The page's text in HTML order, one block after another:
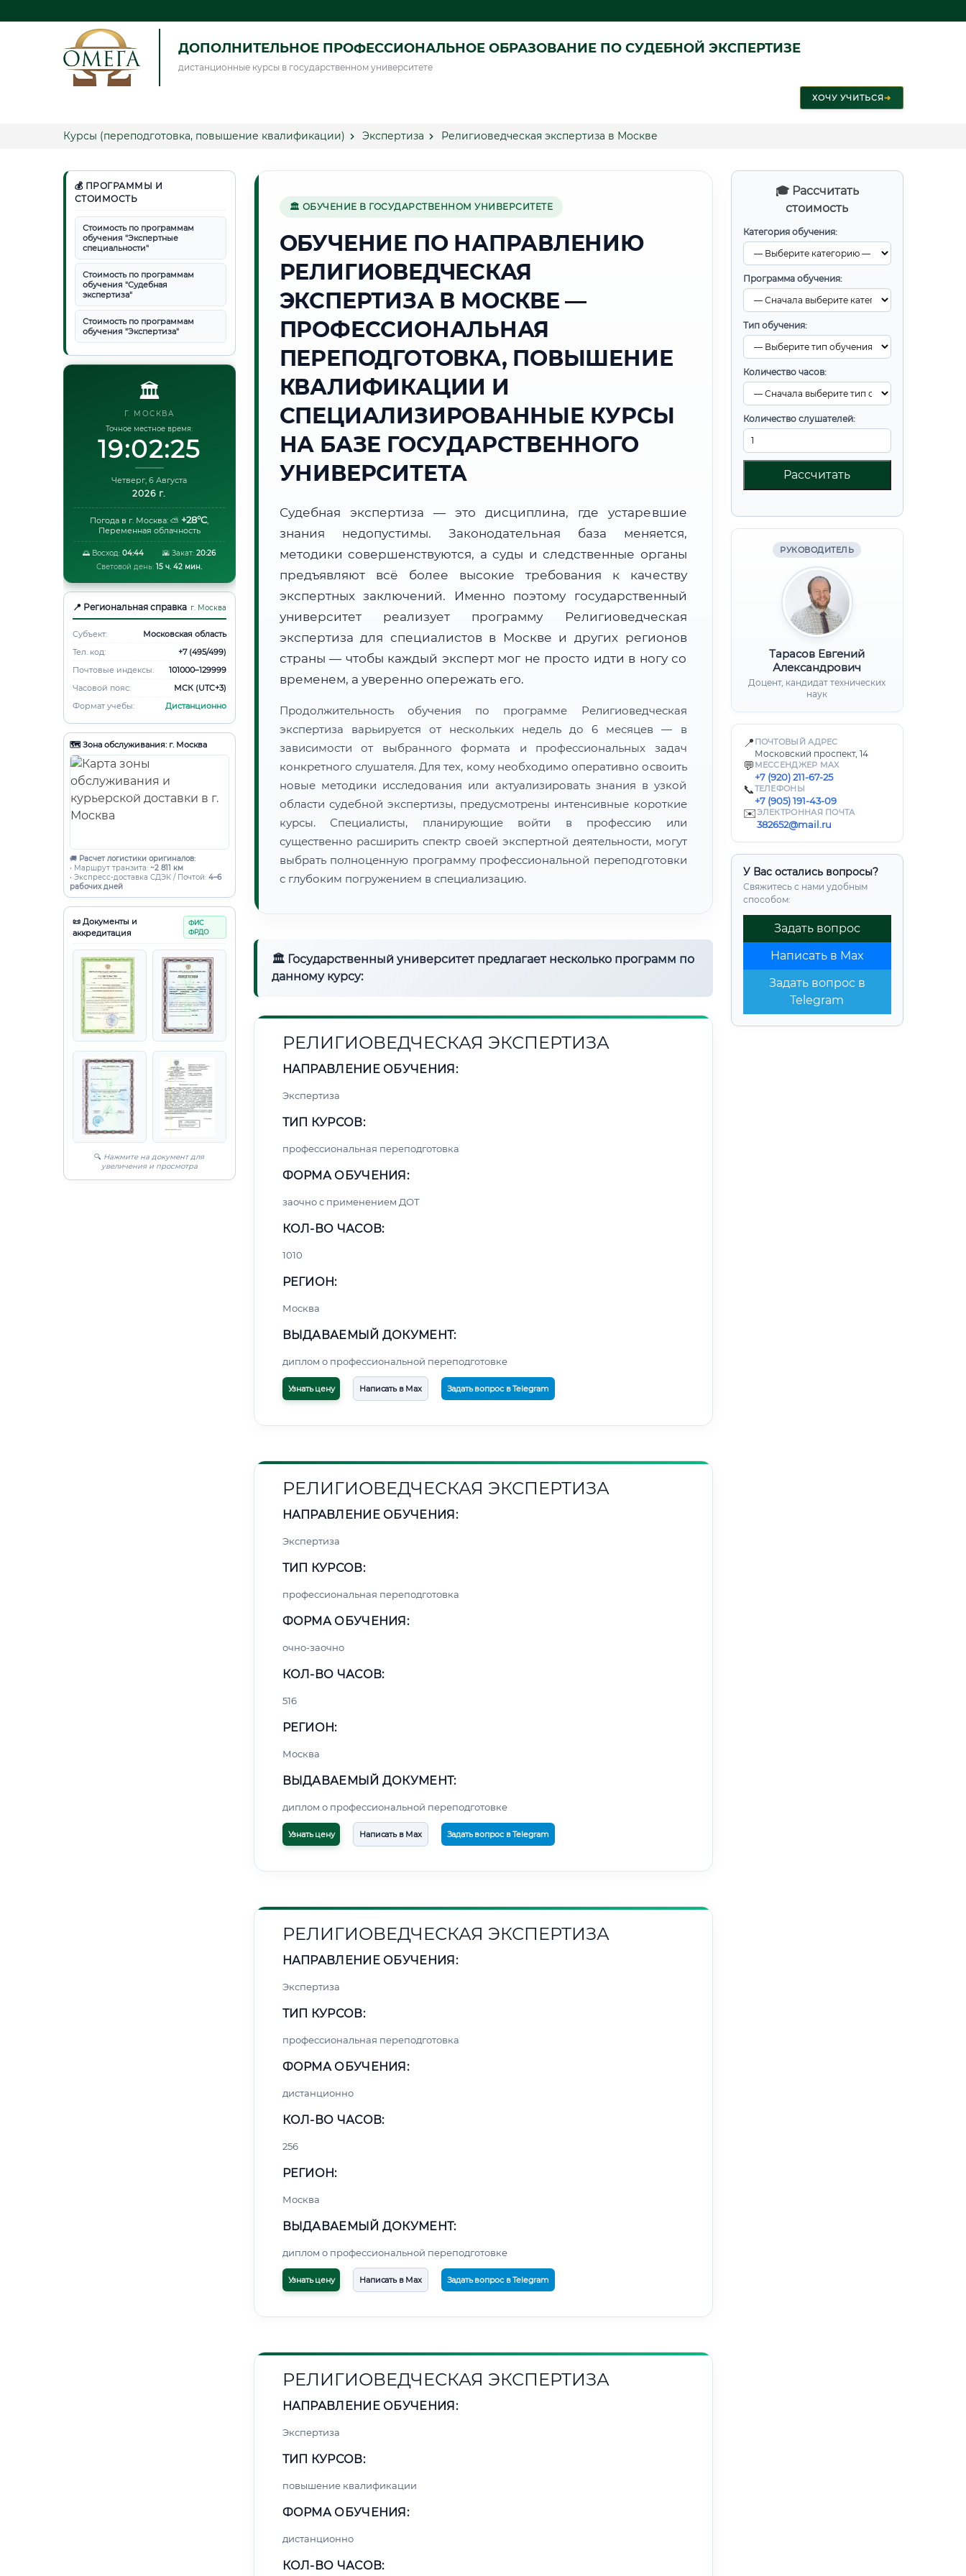
ДОПОЛНИТЕЛЬНОЕ ПРОФЕССИОНАЛЬНОЕ ОБРАЗОВАНИЕ ПО СУДЕБНОЙ ЭКСПЕРТИЗЕ
дистанционные курсы в государственном университете
ХОЧУ УЧИТЬСЯ➜
Курсы (переподготовка, повышение квалификации) Экспертиза Религиоведческая экспертиза в Москве
💰 ПРОГРАММЫ И
СТОИМОСТЬ
Стоимость по программам
обучения "Экспертные
специальности"
Стоимость по программам
обучения "Судебная
экспертиза"
Стоимость по программам
обучения "Экспертиза"
🏛️
Г. МОСКВА
Точное местное время:
19:02:25
Четверг, 6 Августа
2026 г.
Погода в г. Москва: ⛅ +28°C,
Переменная облачность
🌅 Восход:04:44 🌇 Закат: 20:26
Световой день: 15 ч. 42 мин.
📍 Региональная справка г. Москва
Субъект:
Московская область
Тел. код:
+7 (495/499)
Почтовые индексы:
101000–129999
Часовой пояс:
МСК (UTC+3)
Формат учебы:
Дистанционно
🗺️ Зона обслуживания: г. Москва
🚚 Расчет логистики оригиналов:
• Маршрут транзита: ~2 811 км
• Экспресс-доставка СДЭК / Почтой: 4–6
рабочих дней
📜 Документы и
аккредитация
ФИС
ФРДО
🔍 Нажмите на документ для
увеличения и просмотра
🎓 Рассчитать
стоимость
Категория обучения:
Программа обучения:
Тип обучения:
Количество часов:
Количество слушателей:
Рассчитать
РУКОВОДИТЕЛЬ
Тарасов Евгений
Александрович
Доцент, кандидат технических
наук
📍 ПОЧТОВЫЙ АДРЕС
Московский проспект, 14
💬 МЕССЕНДЖЕР MAX
+7 (920) 211-67-25
📞ТЕЛЕФОНЫ
+7 (905) 191-43-09
✉️ЭЛЕКТРОННАЯ ПОЧТА
382652@mail.ru
У Вас остались вопросы?
Свяжитесь с нами удобным
способом:
Задать вопрос
Написать в Max
Задать вопрос в
Telegram
🏛 ОБУЧЕНИЕ В ГОСУДАРСТВЕННОМ УНИВЕРСИТЕТЕ
ОБУЧЕНИЕ ПО НАПРАВЛЕНИЮ
РЕЛИГИОВЕДЧЕСКАЯ
ЭКСПЕРТИЗА В МОСКВЕ —
ПРОФЕССИОНАЛЬНАЯ
ПЕРЕПОДГОТОВКА, ПОВЫШЕНИЕ
КВАЛИФИКАЦИИ И
СПЕЦИАЛИЗИРОВАННЫЕ КУРСЫ
НА БАЗЕ ГОСУДАРСТВЕННОГО
УНИВЕРСИТЕТА
Судебная экспертиза — это дисциплина, где устаревшие
знания недопустимы. Законодательная база меняется,
методики совершенствуются, а суды и следственные органы
предъявляют всё более высокие требования к качеству
экспертных заключений. Именно поэтому государственный
университет реализует программу Религиоведческая
экспертиза для специалистов в Москве и других регионов
страны — чтобы каждый эксперт мог не просто идти в ногу со
временем, а уверенно опережать его.
Продолжительность обучения по программе Религиоведческая
экспертиза варьируется от нескольких недель до 6 месяцев — в
зависимости от выбранного формата и профессиональных задач
конкретного слушателя. Для тех, кому необходимо оперативно освоить
новые методики исследования или актуализировать знания в узкой
области судебной экспертизы, предусмотрены интенсивные короткие
курсы. Специалисты, планирующие войти в профессию или
существенно расширить спектр своей экспертной деятельности, могут
выбрать полноценную программу профессиональной переподготовки
с глубоким погружением в специализацию.
🏛 Государственный университет предлагает несколько программ по
данному курсу:
РЕЛИГИОВЕДЧЕСКАЯ ЭКСПЕРТИЗА
НАПРАВЛЕНИЕ ОБУЧЕНИЯ:
Экспертиза
ТИП КУРСОВ:
профессиональная переподготовка
ФОРМА ОБУЧЕНИЯ:
заочно с применением ДОТ
КОЛ-ВО ЧАСОВ:
1010
РЕГИОН:
Москва
ВЫДАВАЕМЫЙ ДОКУМЕНТ:
диплом о профессиональной переподготовке
Узнать цену Написать в Max Задать вопрос в Telegram
РЕЛИГИОВЕДЧЕСКАЯ ЭКСПЕРТИЗА
НАПРАВЛЕНИЕ ОБУЧЕНИЯ:
Экспертиза
ТИП КУРСОВ:
профессиональная переподготовка
ФОРМА ОБУЧЕНИЯ:
очно-заочно
КОЛ-ВО ЧАСОВ:
516
РЕГИОН:
Москва
ВЫДАВАЕМЫЙ ДОКУМЕНТ:
диплом о профессиональной переподготовке
Узнать цену Написать в Max Задать вопрос в Telegram
РЕЛИГИОВЕДЧЕСКАЯ ЭКСПЕРТИЗА
НАПРАВЛЕНИЕ ОБУЧЕНИЯ:
Экспертиза
ТИП КУРСОВ:
профессиональная переподготовка
ФОРМА ОБУЧЕНИЯ:
дистанционно
КОЛ-ВО ЧАСОВ:
256
РЕГИОН:
Москва
ВЫДАВАЕМЫЙ ДОКУМЕНТ:
диплом о профессиональной переподготовке
Узнать цену Написать в Max Задать вопрос в Telegram
РЕЛИГИОВЕДЧЕСКАЯ ЭКСПЕРТИЗА
НАПРАВЛЕНИЕ ОБУЧЕНИЯ:
Экспертиза
ТИП КУРСОВ:
повышение квалификации
ФОРМА ОБУЧЕНИЯ:
дистанционно
КОЛ-ВО ЧАСОВ: